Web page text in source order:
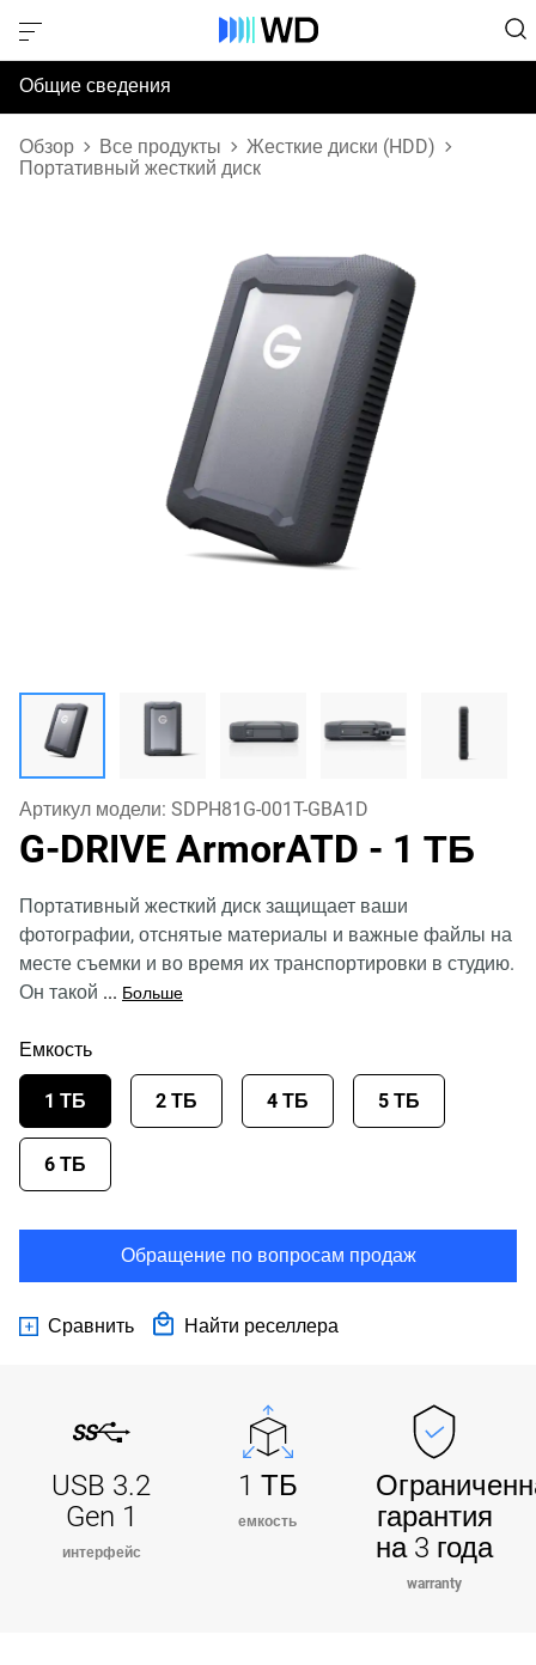
Общие сведения
Технические характеристики
Обзор Все продукты
Жесткие диски (HDD)
Портативный жесткий диск
Артикул модели: SDPH81G-001T-GBA1D
G-DRIVE ArmorATD - 1 ТБ
Портативный жесткий диск защищает ваши
фотографии, отснятые материалы и важные файлы на
месте съемки и во время их транспортировки в студию.
Он такой ... Больше
Емкость
1 ТБ 2 ТБ 4 ТБ 5 ТБ
6 ТБ
Обращение по вопросам продаж
Сравнить Найти реселлера
USB 3.2
Gen 1
интерфейс
1 ТБ
емкость
гарантия
на 3 года
warranty